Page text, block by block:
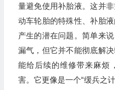
量避免使用补胎液。这并
动车轮胎的特殊性、补胎
产生的潜在问题。简单来
漏气，但它并不能彻底解
能给后续的维修带来麻烦
害。它更像是一个“缓兵之